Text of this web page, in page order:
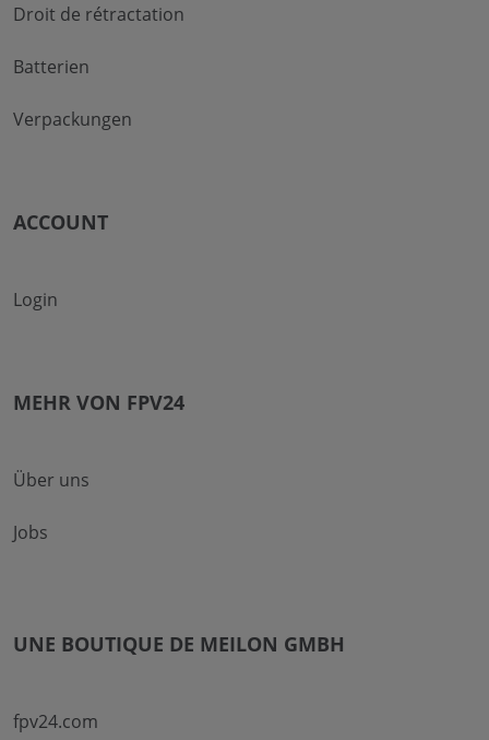
Droit de rétractation
Batterien
Verpackungen
ACCOUNT
Login
MEHR VON FPV24
Über uns
Jobs
UNE BOUTIQUE DE MEILON GMBH
fpv24.com